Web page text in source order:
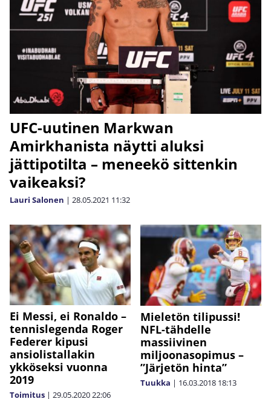
UFC-uutinen Markwan
Amirkhanista näytti aluksi
jättipotilta – meneekö sittenkin
vaikeaksi?
Lauri Salonen | 28.05.2021 11:32
Ei Messi, ei Ronaldo –
tennislegenda Roger
Federer kipusi
ansiolistallakin
ykköseksi vuonna
2019
Toimitus | 29.05.202022:06
Mieletön tilipussi!
NFL-tähdelle
massiivinen
miljoonasopimus –
”Järjetön hinta”
Tuukka | 16.03.2018 18:13